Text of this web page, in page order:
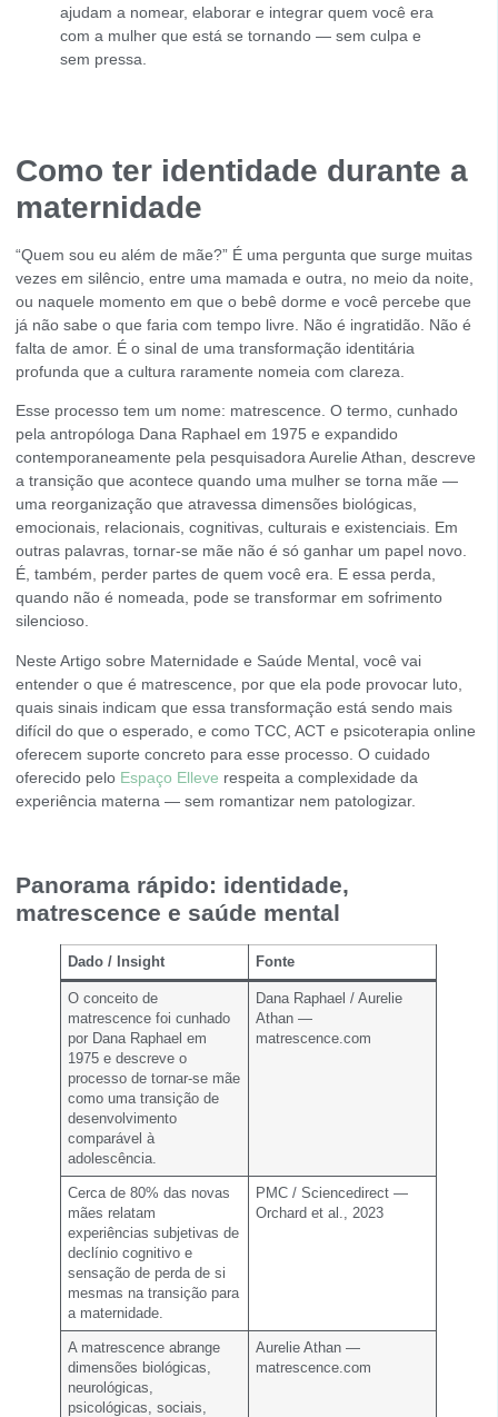
ajudam a nomear, elaborar e integrar quem você era
com a mulher que está se tornando — sem culpa e
sem pressa.
Como ter identidade durante a
maternidade
“Quem sou eu além de mãe?” É uma pergunta que surge muitas
vezes em silêncio, entre uma mamada e outra, no meio da noite,
ou naquele momento em que o bebê dorme e você percebe que
já não sabe o que faria com tempo livre. Não é ingratidão. Não é
falta de amor. É o sinal de uma transformação identitária
profunda que a cultura raramente nomeia com clareza.
Esse processo tem um nome: matrescence. O termo, cunhado
pela antropóloga Dana Raphael em 1975 e expandido
contemporaneamente pela pesquisadora Aurelie Athan, descreve
a transição que acontece quando uma mulher se torna mãe —
uma reorganização que atravessa dimensões biológicas,
emocionais, relacionais, cognitivas, culturais e existenciais. Em
outras palavras, tornar-se mãe não é só ganhar um papel novo.
É, também, perder partes de quem você era. E essa perda,
quando não é nomeada, pode se transformar em sofrimento
silencioso.
Neste Artigo sobre Maternidade e Saúde Mental, você vai
entender o que é matrescence, por que ela pode provocar luto,
quais sinais indicam que essa transformação está sendo mais
difícil do que o esperado, e como TCC, ACT e psicoterapia online
oferecem suporte concreto para esse processo. O cuidado
oferecido pelo Espaço Elleve respeita a complexidade da
experiência materna — sem romantizar nem patologizar.
Panorama rápido: identidade,
matrescence e saúde mental
Dado / Insight Fonte
O conceito de
matrescence foi cunhado
por Dana Raphael em
1975 e descreve o
processo de tornar-se mãe
como uma transição de
desenvolvimento
comparável à
adolescência.
Dana Raphael / Aurelie
Athan —
matrescence.com
Cerca de 80% das novas
mães relatam
experiências subjetivas de
declínio cognitivo e
sensação de perda de si
mesmas na transição para
a maternidade.
PMC / Sciencedirect —
Orchard et al., 2023
A matrescence abrange
dimensões biológicas,
neurológicas,
psicológicas, sociais,
Aurelie Athan —
matrescence.com